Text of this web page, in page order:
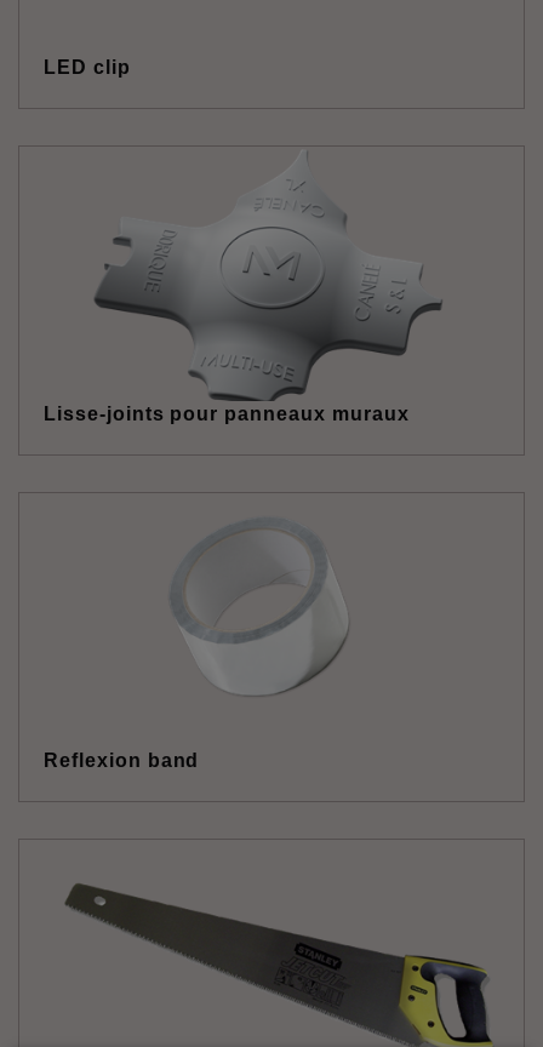
LED clip
Lisse-joints pour panneaux muraux
Reflexion band